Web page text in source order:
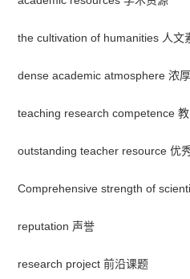
the cultivation of humanities 人文
dense academic atmosphere 浓
teaching research competence
outstanding teacher resource 优
Comprehensive strength of
reputation 声誉
research project 前沿课题